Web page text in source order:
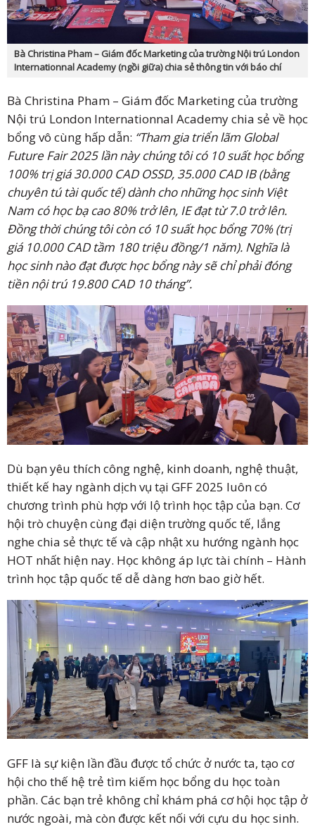
Bà Christina Pham – Giám đốc Marketing của trường Nội trú London
Internationnal Academy (ngồi giữa) chia sẻ thông tin với báo chí
Bà Christina Pham – Giám đốc Marketing của trường
Nội trú London Internationnal Academy chia sẻ về học
bổng vô cùng hấp dẫn: “Tham gia triển lãm Global
Future Fair 2025 lần này chúng tôi có 10 suất học bổng
100% trị giá 30.000 CAD OSSD, 35.000 CAD IB (bằng
chuyên tú tài quốc tế) dành cho những học sinh Việt
Nam có học bạ cao 80% trở lên, IE đạt từ 7.0 trở lên.
Đồng thời chúng tôi còn có 10 suất học bổng 70% (trị
giá 10.000 CAD tầm 180 triệu đồng/1 năm). Nghĩa là
học sinh nào đạt được học bổng này sẽ chỉ phải đóng
tiền nội trú 19.800 CAD 10 tháng”.
Dù bạn yêu thích công nghệ, kinh doanh, nghệ thuật,
thiết kế hay ngành dịch vụ tại GFF 2025 luôn có
chương trình phù hợp với lộ trình học tập của bạn. Cơ
hội trò chuyện cùng đại diện trường quốc tế, lắng
nghe chia sẻ thực tế và cập nhật xu hướng ngành học
HOT nhất hiện nay. Học không áp lực tài chính – Hành
trình học tập quốc tế dễ dàng hơn bao giờ hết.
GFF là sự kiện lần đầu được tổ chức ở nước ta, tạo cơ
hội cho thế hệ trẻ tìm kiếm học bổng du học toàn
phần. Các bạn trẻ không chỉ khám phá cơ hội học tập ở
nước ngoài, mà còn được kết nối với cựu du học sinh.